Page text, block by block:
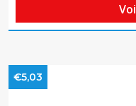
€5,03